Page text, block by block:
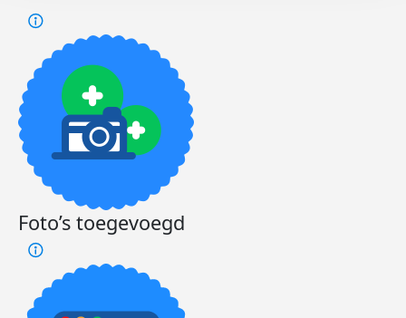
Foto’s toegevoegd